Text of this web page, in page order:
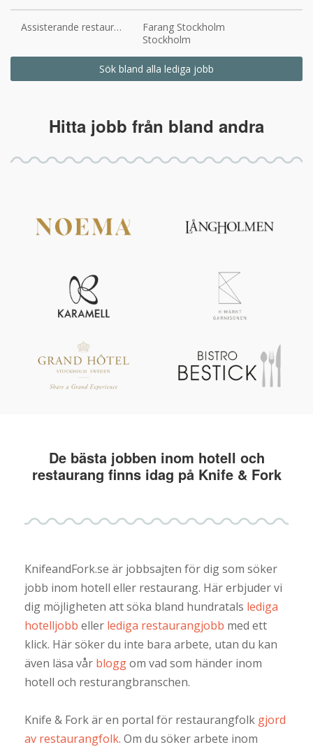
Assisterande restaurangchef
Farang Stockholm
Stockholm
Sök bland alla lediga jobb
Hitta jobb från bland andra
De bästa jobben inom hotell och
restaurang finns idag på Knife & Fork
KnifeandFork.se är jobbsajten för dig som söker
jobb inom hotell eller restaurang. Här erbjuder vi
dig möjligheten att söka bland hundratals lediga
hotelljobb eller lediga restaurangjobb med ett
klick. Här söker du inte bara arbete, utan du kan
även läsa vår bloggom vad som händer inom
hotell och resturangbranschen.
Knife & Fork är en portal för restaurangfolk gjord
av restaurangfolk. Om du söker arbete inom